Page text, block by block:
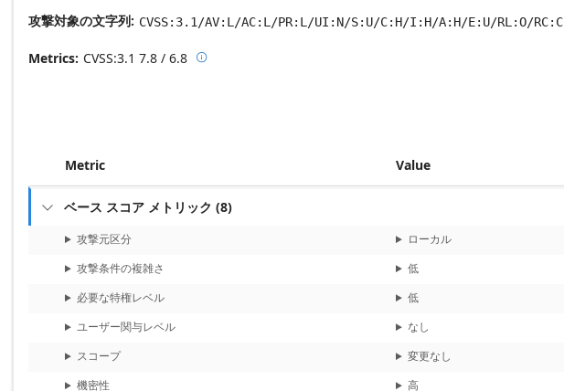
攻撃対象の文字列
CVSS:3.1/AV:L/AC:L/PR:L/UI:N/S:U/C:H/I:H/A:H/E:U/RL:O/RC:C
Metrics CVSS:3.1 7.8 / 6.8 Base score metrics: 7.8 / Temporal score metrics: 6.8
Metric Value
 ベース スコア メトリック (8)
攻撃元区分
ローカル
攻撃条件の複雑さ
低
必要な特権レベル
低
ユーザー関与レベル
なし
スコープ
変更なし
機密性
高